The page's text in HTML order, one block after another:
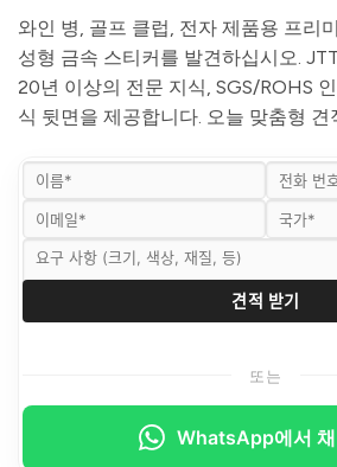
와인 병, 골프 클럽, 전자 제품용 프리
성형 금속 스티커를 발견하십시오.
20년 이상의 전문 지식, SGS/ROHS
식 뒷면을 제공합니다. 오늘 맞춤형
또는
WhatsApp에서